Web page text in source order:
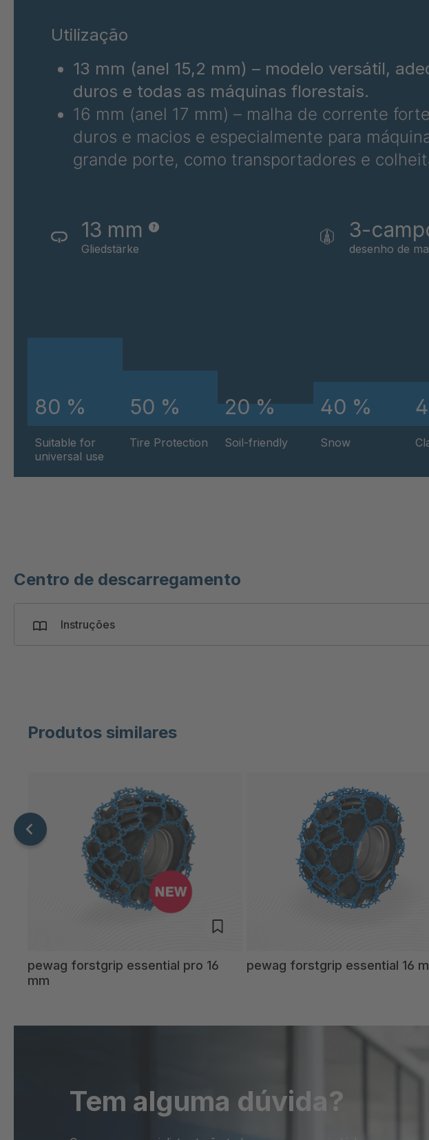
Utilização
13 mm (anel 15,2 mm) – modelo versátil,
duros e todas as máquinas florestais.
16 mm (anel 17 mm) – malha de corrente
duros e macios e especialmente para
grande porte, como transportadores e
13 mm
Gliedstärke
3-
desenho de
80 %
Suitable for
universal use
50 %
Tire Protection
20 %
Soil-friendly
40 %
Snow
Centro de descarregamento
Instruções
Produtos similares
pewag forstgrip essential pro 16
mm
pewag forstgrip essential 16
Tem alguma dúvida?